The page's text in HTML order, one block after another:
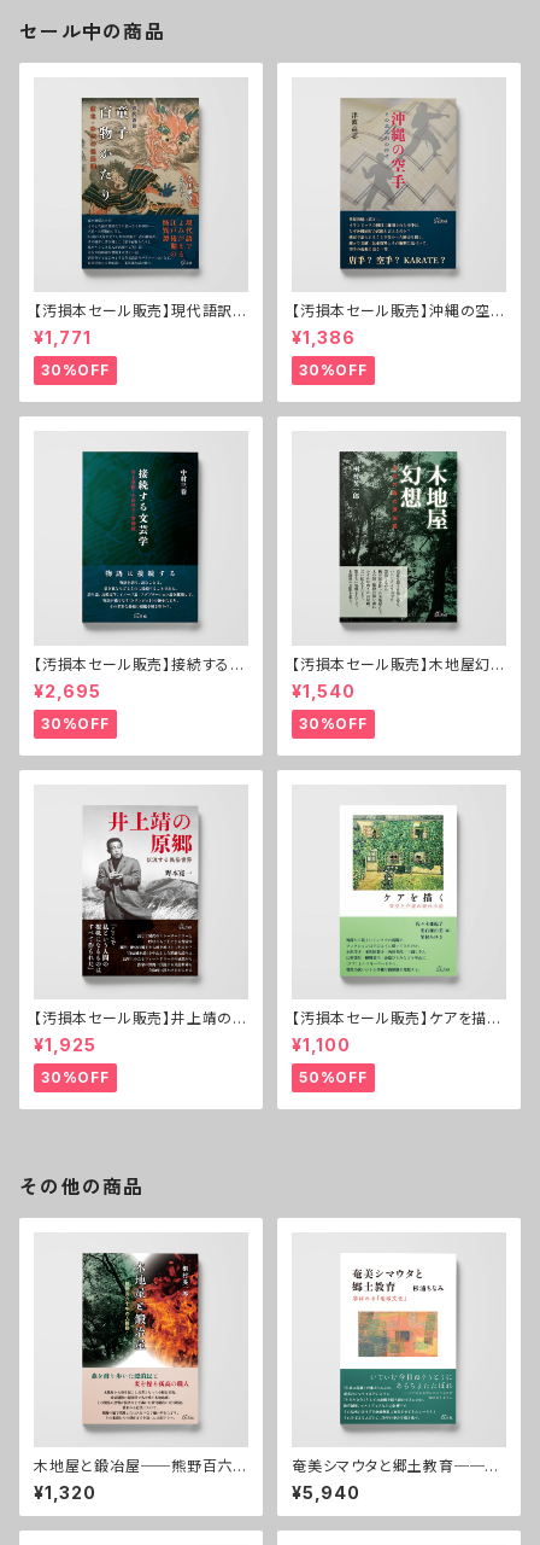
セール中の商品
【汚損本セール販売】現代語訳
童子百物かたり──東北・米沢
の怪異譚
¥1,771
30%OFF
【汚損本セール販売】沖縄の空手
──その基本形の時代
¥1,386
30%OFF
【汚損本セール販売】接続する文
芸学──村上春樹・小川洋子・
宮崎駿
¥2,695
30%OFF
【汚損本セール販売】木地屋幻想
──紀伊の森の漂泊民
¥1,540
30%OFF
【汚損本セール販売】井上靖の原
郷──伏流する民俗世界
¥1,925
30%OFF
【汚損本セール販売】ケアを描く
──育児と介護の現代小説
¥1,100
50%OFF
その他の商品
木地屋と鍛冶屋──熊野百六
十年の人模様
¥1,320
奄美シマウタと郷土教育──学
ばれる「地域文化」
¥5,940